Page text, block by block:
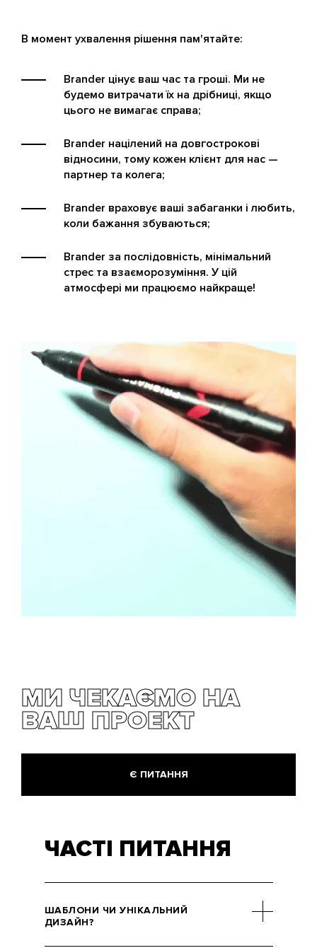
В момент ухвалення рішення пам'ятайте:
Brander цінує ваш час та гроші. Ми не
будемо витрачати їх на дрібниці, якщо
цього не вимагає справа;
Brander націлений на довгострокові
відносини, тому кожен клієнт для нас —
партнер та колега;
Brander враховує ваші забаганки і любить,
коли бажання збуваються;
Brander за послідовність, мінімальний
стрес та взаєморозуміння. У цій
атмосфері ми працюємо найкраще!
МИ ЧЕКАЄМО НА
ВАШ ПРОЕКТ
Є ПИТАННЯ
ЧАСТІ ПИТАННЯ
ШАБЛОНИ ЧИ УНІКАЛЬНИЙ
ДИЗАЙН?